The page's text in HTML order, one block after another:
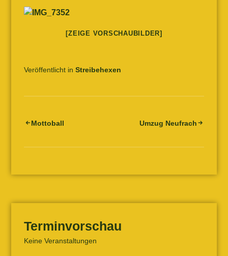
[ZEIGE VORSCHAUBILDER]
Veröffentlicht in Streibehexen
Beitrags-
Navigation
Mottoball Umzug Neufrach
Terminvorschau
Keine Veranstaltungen